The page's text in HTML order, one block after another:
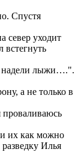
Спустя
север уходит
встегнуть
надели лыжи….".
а не только в
их как можно
Илья